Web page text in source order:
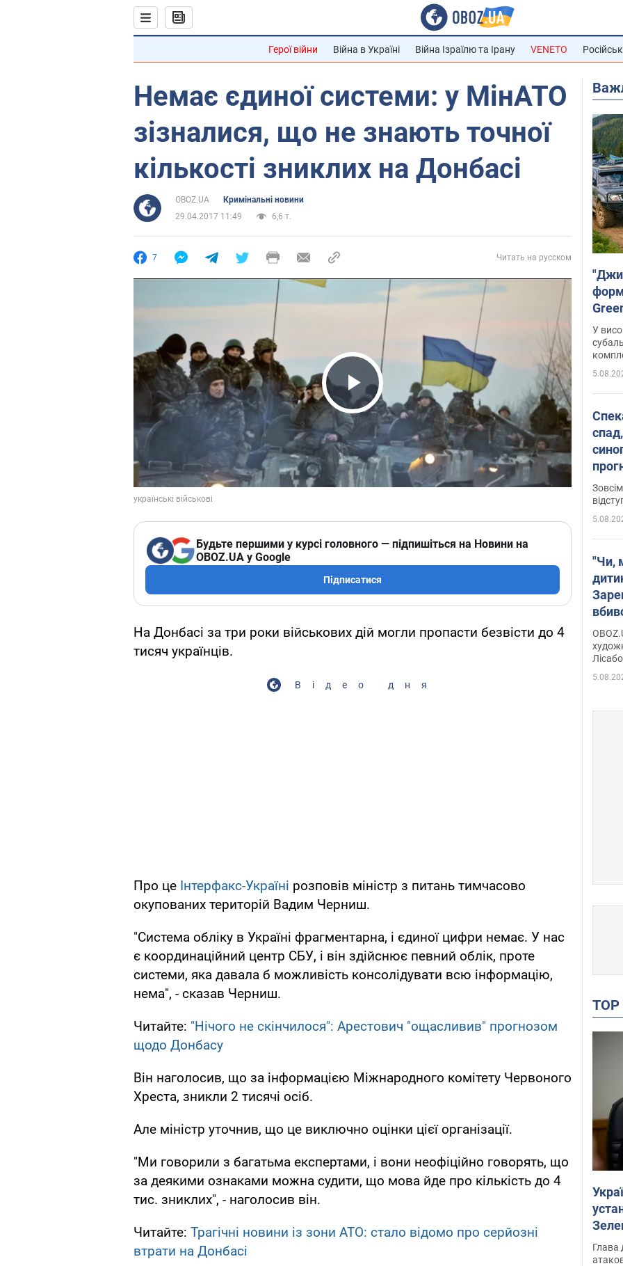
Герої війни Війна в Україні Війна Ізраїлю та Ірану VENETO
Немає єдиної системи: у МінАТО
зізналися, що не знають точної
кількості зниклих на Донбасі
OBOZ.UA
Кримінальні новини
29.04.2017 11:49
6,6 т.
7 Читать на русском
Play Video
Будьте першими у курсі головного — підпишіться на Новини на
OBOZ.UA у Google
Підписатися
На Донбасі за три роки військових дій могли пропасти безвісти до 4
тисяч українців.
Відео дня
Про це Інтерфакс-Україні розповів міністр з питань тимчасово
окупованих територій Вадим Черниш.
"Система обліку в Україні фрагментарна, і єдиної цифри немає. У нас
є координаційний центр СБУ, і він здійснює певний облік, проте
системи, яка давала б можливість консолідувати всю інформацію,
нема", - сказав Черниш.
Читайте: "Нічого не скінчилося": Арестович "ощасливив" прогнозом
щодо Донбасу
Він наголосив, що за інформацією Міжнародного комітету Червоного
Хреста, зникли 2 тисячі осіб.
Але міністр уточнив, що це виключно оцінки цієї організації.
"Ми говорили з багатьма експертами, і вони неофіційно говорять, що
за деякими ознаками можна судити, що мова йде про кількість до 4
тис. зниклих", - наголосив він.
Читайте: Трагічні новини із зони АТО: стало відомо про серйозні
втрати на Донбасі
У
"Чи,
в
Глава